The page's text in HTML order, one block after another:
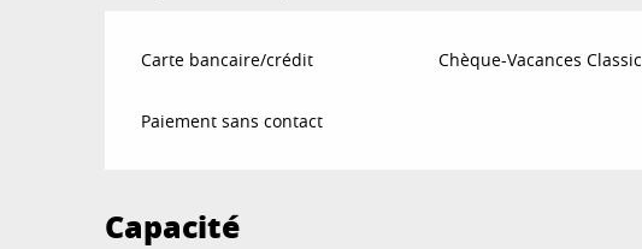
Carte bancaire/crédit Chèque-Vacances Classic
Paiement sans contact
Capacité